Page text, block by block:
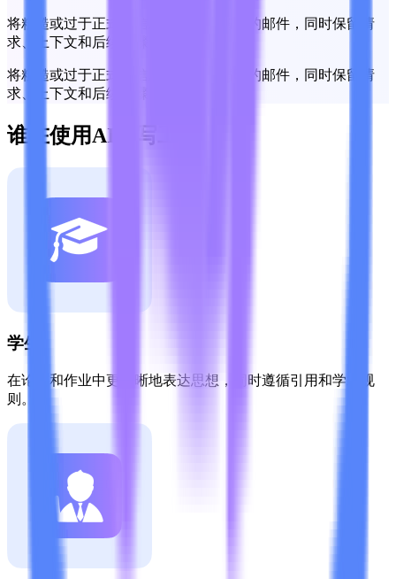
将粗糙或过于正式的信息转化为更清晰的邮件，同时保留请
求、上下文和后续步骤。
将粗糙或过于正式的信息转化为更清晰的邮件，同时保留请
求、上下文和后续步骤。
谁在使用AI改写工具？
学生
在论文和作业中更清晰地表达思想，同时遵循引用和学术规
则。